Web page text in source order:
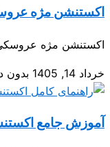
اکستنشن مژه
اکستنشن مژه
خرداد 14, 1405 بدون
آموزش جامع